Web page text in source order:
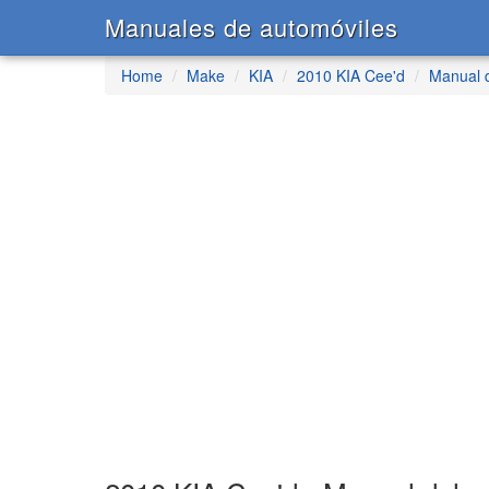
Manuales de automóviles
Home Make KIA 2010 KIA Cee'd Manual